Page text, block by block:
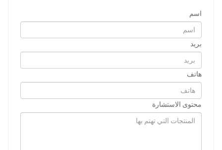
اسم
بريد
هاتف
محتوى الاستشارة